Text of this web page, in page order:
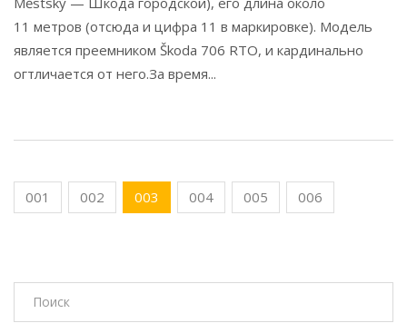
11 метров (отсюда и цифра 11 в маркировке). Модель
является преемником Škoda 706 RTO, и кардинально
огтличается от него.За время...
001 002 003 004 005 006